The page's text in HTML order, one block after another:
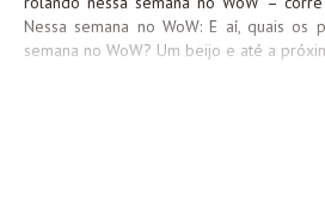
Nessa semana no WoW: E aí, quais os
semana no WoW? Um beijo e até a